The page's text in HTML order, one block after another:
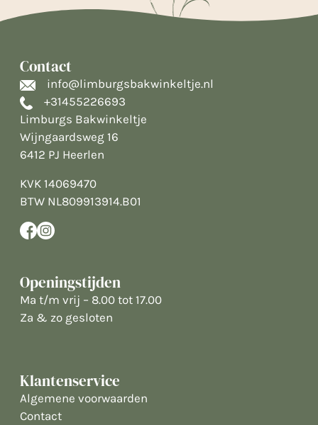
Contact
info@limburgsbakwinkeltje.nl
+31455226693
Limburgs Bakwinkeltje
Wijngaardsweg 16
6412 PJ Heerlen
KVK 14069470
BTW NL809913914.B01
Openingstijden
Ma t/m vrij – 8.00 tot 17.00
Za & zo gesloten
Klantenservice
Algemene voorwaarden
Contact